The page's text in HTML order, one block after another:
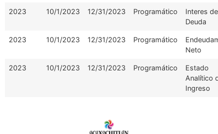
2023 10/1/2023 12/31/2023 Programático
Interes
Deuda
2023 10/1/2023 12/31/2023 Programático
Neto
2023 10/1/2023 12/31/2023 Programático
Estado
Analítico
Ingreso